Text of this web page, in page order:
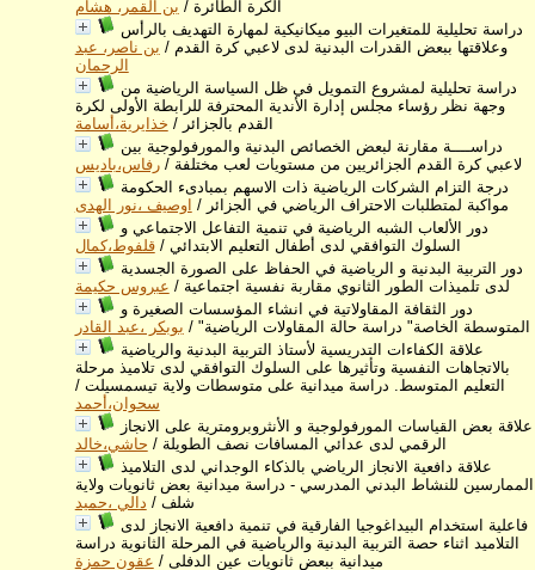
الكرة الطائرة / بن القمر، هشام
دراسة تحليلية للمتغيرات البيو ميكانيكية لمهارة التهديف بالرأس
وعلاقتها ببعض القدرات البدنية لدى لاعبي كرة القدم / بن ناصر، عبد
الرحمان
دراسة تحليلية لمشروع التمويل في ظل السياسة الرياضية من
وجهة نظر رؤساء مجلس إدارة الأندية المحترفة للرابطة الأولى لكرة
القدم بالجزائر / خذايرية،أسامة
دراســــة مقارنة لبعض الخصائص البدنية والمورفولوجية بين
لاعبي كرة القدم الجزائريين من مستويات لعب مختلفة /رفاس،باديس
درجة التزام الشركات الرياضية ذات الاسهم بمبادىء الحكومة
مواكبة لمتطلبات الاحتراف الرياضي في الجزائر / اوصيف ،نور الهدى
دور الألعاب الشبه الرياضية في تنمية التفاعل الاجتماعي و
السلوك التوافقي لدى أطفال التعليم الابتدائي /قلفوط،كمال
دور التربية البدنية و الرياضية في الحفاظ على الصورة الجسدية
لدى تلميذات الطور الثانوي مقاربة نفسية اجتماعية / عبروس حكيمة
دور الثقافة المقاولاتية في انشاء المؤسسات الصغيرة و
المتوسطة الخاصة" دراسة حالة المقاولات الرياضية" / بوبكر ،عبد القادر
علاقة الكفاءات التدريسية لأستاذ التربية البدنية والرياضية
بالاتجاهات النفسية وتأثيرها على السلوك التوافقي لدى تلاميذ مرحلة
التعليم المتوسط. دراسة ميدانية على متوسطات ولاية تيسمسيلت /
سحوان،أحمد
علاقة بعض القياسات المورفولوجية و الأنثروبرومترية على الانجاز
الرقمي لدى عدائي المسافات نصف الطويلة / حاشي،خالد
علاقة دافعية الانجاز الرياضي بالذكاء الوجداني لدى التلاميذ
الممارسين للنشاط البدني المدرسي - دراسة ميدانية بعض ثانويات ولاية
شلف / دالي ،حميد
فاعلية استخدام البيداغوجيا الفارقية في تنمية دافعية الانجاز لدى
التلاميد اثناء حصة التربية البدنية والرياضية في المرحلة الثانوية دراسة
ميدانية ببعض ثانويات عين الدفلى / عقون حمزة